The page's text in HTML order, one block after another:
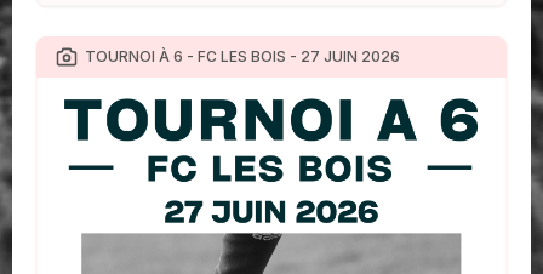
TOURNOI À 6 - FC LES BOIS - 27 JUIN 2026